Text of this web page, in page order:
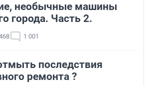
необычные машины
города. Часть 2.
1 001
последствия
ремонта ?